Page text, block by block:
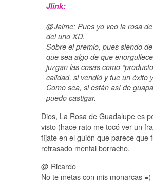
Jlink:
@Jaime: Pues yo veo la rosa
del uno XD.
Sobre el premio, pues siendo
que sea algo de que
juzgan las cosas como
calidad, si vendió y fue un éxito
Como sea, si están así de
puedo castigar.
Dios, La Rosa de Guadalupe es
visto (hace rato me tocó ver un
fíjate en el guión que parece que
retrasado mental borracho.
@ Ricardo
No te metas con mis monarcas =(